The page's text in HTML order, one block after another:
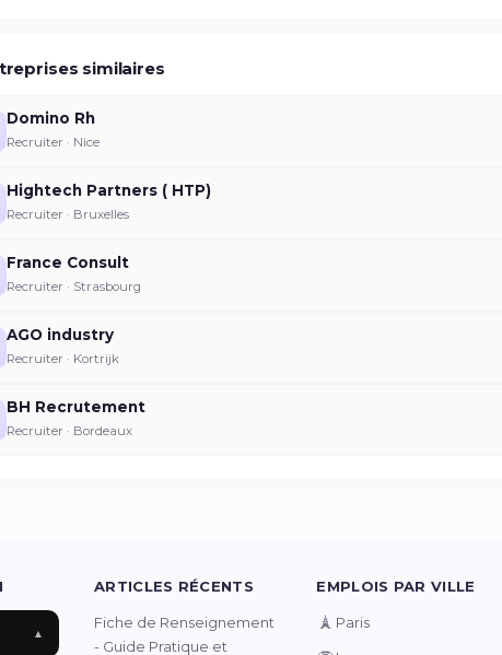
similaires
Domino Rh
Recruiter · Nice
Hightech Partners ( HTP)
Recruiter · Bruxelles
France Consult
Recruiter · Strasbourg
AGO industry
Recruiter · Kortrijk
BH Recrutement
Recruiter · Bordeaux
▲
ARTICLES RÉCENTS
Fiche de Renseignement
- Guide Pratique et
EMPLOIS PAR VILLE
🗼 Paris